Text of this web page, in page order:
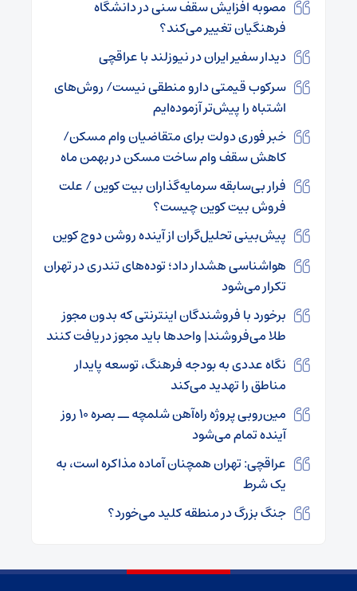
مصوبه افزایش سقف سنی در دانشگاه
فرهنگیان تغییر می‌کند؟
دیدار سفیر ایران در نیوزلند با عراقچی
سرکوب قیمتی دارو منطقی نیست/ روش‌های
اشتباه را پیش‌تر آزموده‌ایم
خبر فوری دولت برای متقاضیان وام مسکن/
کاهش سقف وام ساخت مسکن در بهمن ماه
فرار بی‌سابقه سرمایه‌گذاران بیت کوین / علت
فروش‌ بیت کوین چیست؟
پیش‌بینی تحلیل‌گران از آینده روشن دوج کوین
هواشناسی هشدار داد؛ توده‌های تندری در تهران
تکرار می‌شود
برخورد با فروشندگان اینترنتی که بدون مجوز
طلا می‌فروشند| واحدها باید مجوز دریافت کنند
نگاه عددی به بودجه فرهنگ، توسعه پایدار
مناطق را تهدید می‌کند
مین‌روبی پروژه راه‌آهن شلمچه ــ بصره ۱۰ روز
آینده تمام می‌شود
عراقچی: تهران همچنان آماده مذاکره است، به
یک شرط
جنگ بزرگ در منطقه کلید می‌خورد؟